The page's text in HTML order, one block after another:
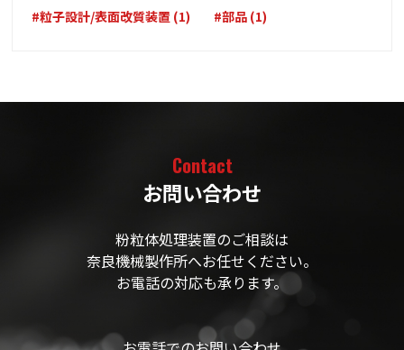
#粒子設計/表面改質装置 (1)
#部品 (1)
Contact
お問い合わせ
粉粒体処理装置のご相談は
奈良機械製作所へお任せください。
お電話の対応も承ります。